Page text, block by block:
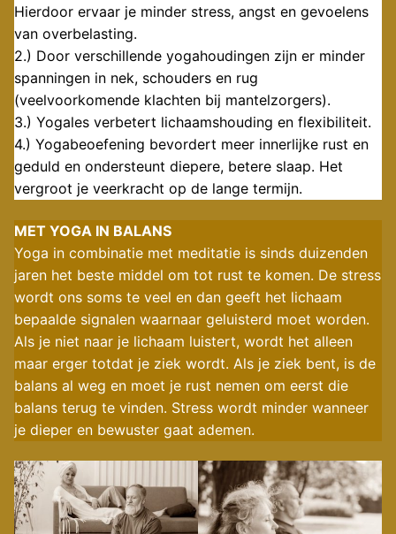
Hierdoor ervaar je minder stress, angst en gevoelens
van overbelasting.
2.) Door verschillende yogahoudingen zijn er minder
spanningen in nek, schouders en rug
(veelvoorkomende klachten bij mantelzorgers).
3.) Yogales verbetert lichaamshouding en flexibiliteit.
4.) Yogabeoefening bevordert meer innerlijke rust en
geduld en ondersteunt diepere, betere slaap. Het
vergroot je veerkracht op de lange termijn.
MET YOGA IN BALANS
Yoga in combinatie met meditatie is sinds duizenden
jaren het beste middel om tot rust te komen. De stress
wordt ons soms te veel en dan geeft het lichaam
bepaalde signalen waarnaar geluisterd moet worden.
Als je niet naar je lichaam luistert, wordt het alleen
maar erger totdat je ziek wordt. Als je ziek bent, is de
balans al weg en moet je rust nemen om eerst die
balans terug te vinden. Stress wordt minder wanneer
je dieper en bewuster gaat ademen.